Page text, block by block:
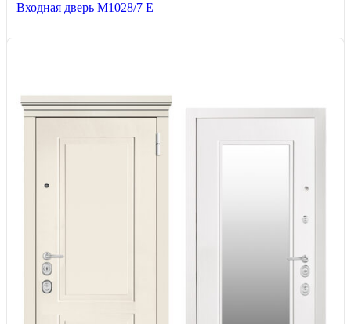
Входная дверь М1028/7 Е